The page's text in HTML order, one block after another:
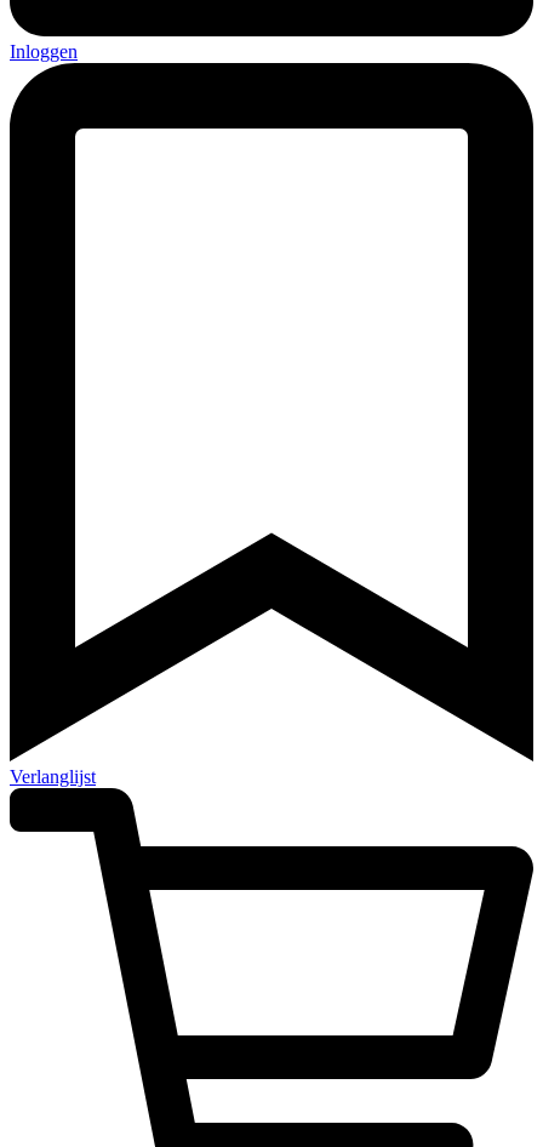
Inloggen
Verlanglijst